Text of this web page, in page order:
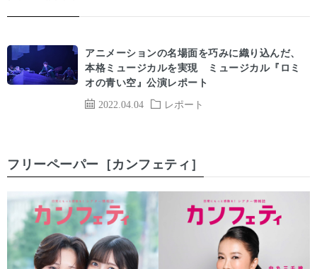
2022.04.04 レポート
アニメーションの名場面を巧みに織り込んだ、
本格ミュージカルを実現 ミュージカル『ロミ
オの青い空』公演レポート
フリーペーパー［カンフェティ］